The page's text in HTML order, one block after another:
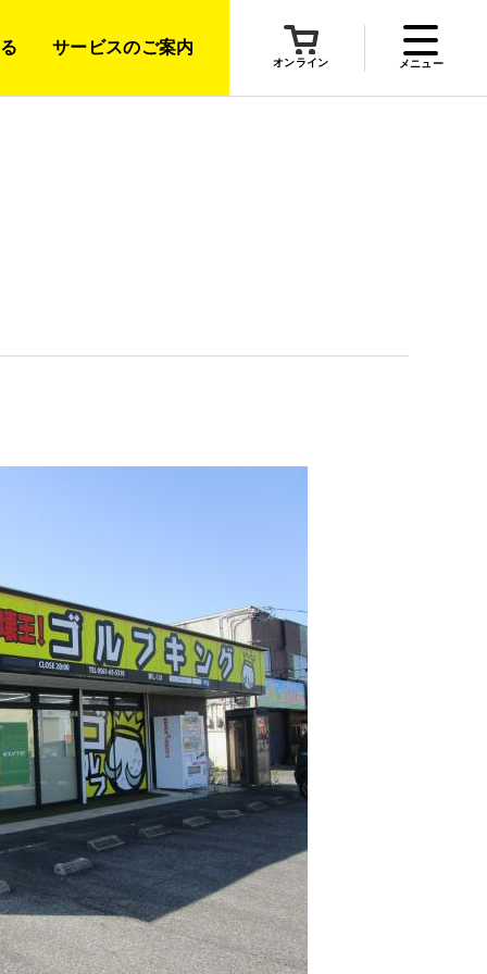
サービスのご案内
オンライン メニュー